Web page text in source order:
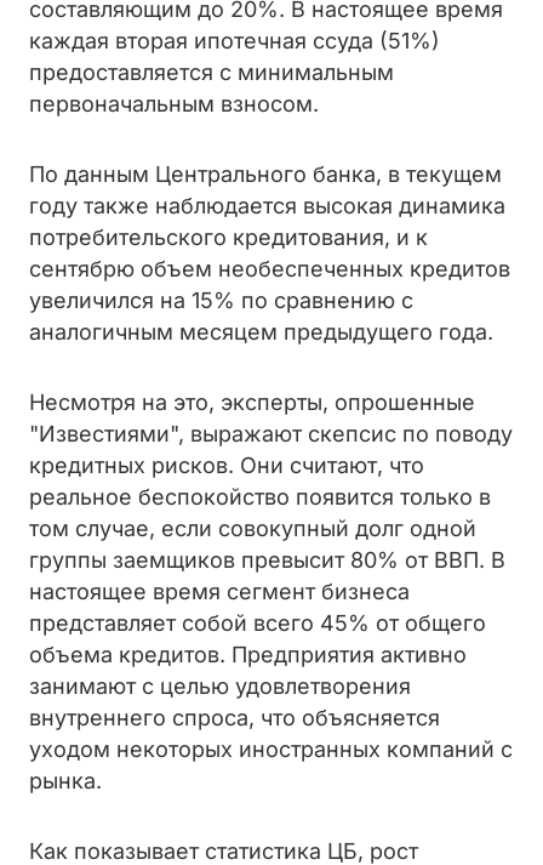
составляющим до 20%. В настоящее время
каждая вторая ипотечная ссуда (51%)
предоставляется с минимальным
первоначальным взносом.
По данным Центрального банка, в текущем
году также наблюдается высокая динамика
потребительского кредитования, и к
сентябрю объем необеспеченных кредитов
увеличился на 15% по сравнению с
аналогичным месяцем предыдущего года.
Несмотря на это, эксперты, опрошенные
"Известиями", выражают скепсис по поводу
кредитных рисков. Они считают, что
реальное беспокойство появится только в
том случае, если совокупный долг одной
группы заемщиков превысит 80% от ВВП. В
настоящее время сегмент бизнеса
представляет собой всего 45% от общего
объема кредитов. Предприятия активно
занимают с целью удовлетворения
внутреннего спроса, что объясняется
уходом некоторых иностранных компаний с
рынка.
Как показывает статистика ЦБ, рост